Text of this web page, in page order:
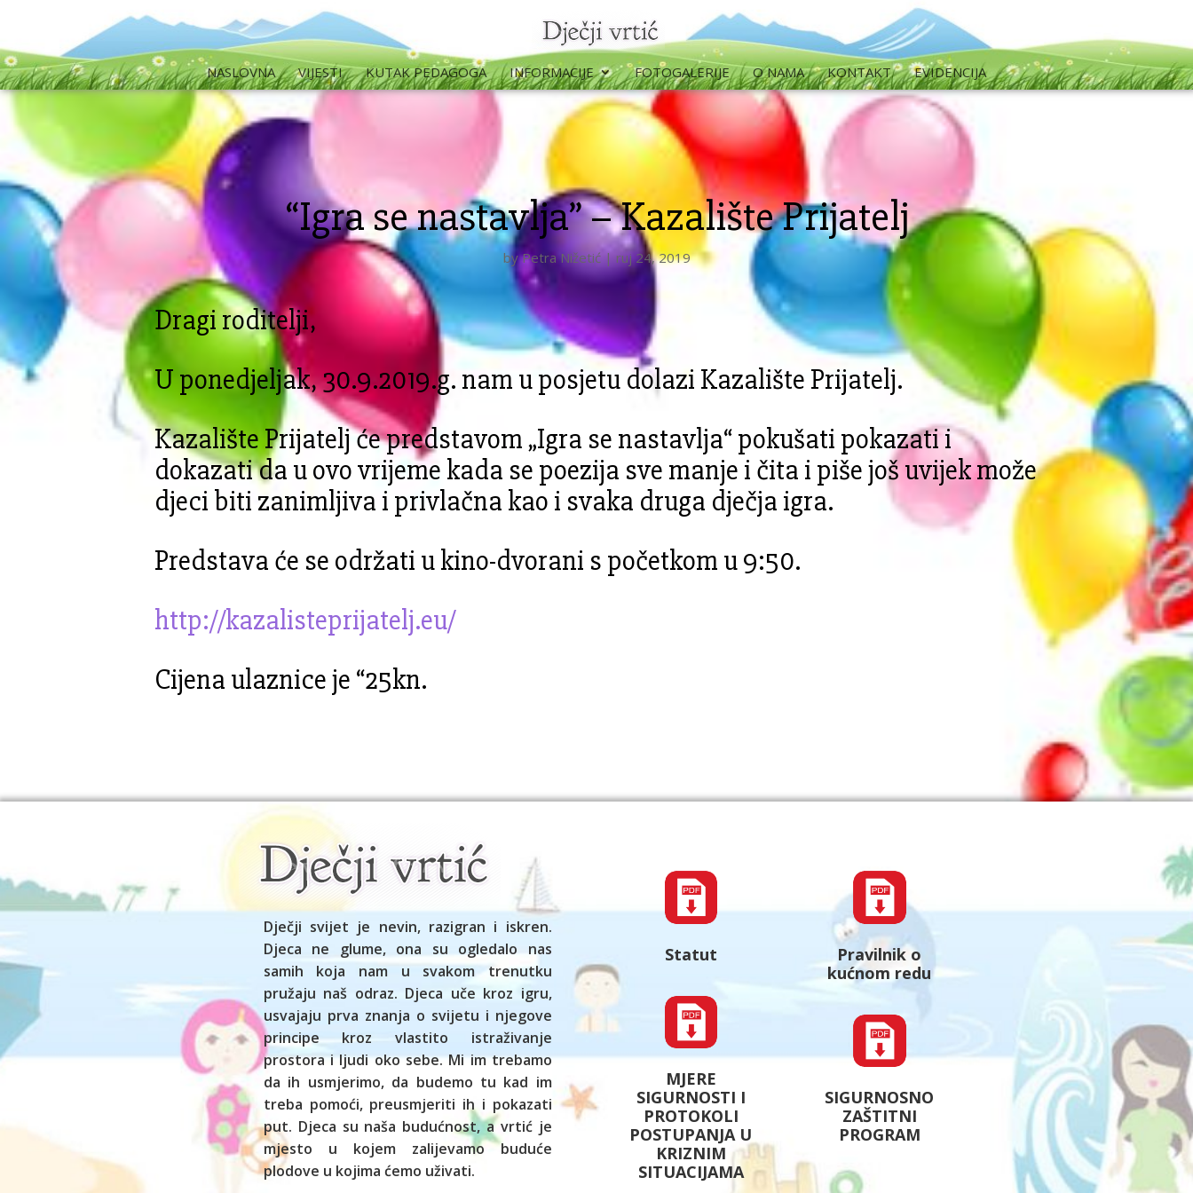
NASLOVNA VIJESTI KUTAK PEDAGOGA INFORMACIJE FOTOGALERIJE O NAMA KONTAKT EVIDENCIJA
“Igra se nastavlja” – Kazalište Prijatelj
byPetra Nižetić| ruj 24, 2019
Dragi roditelji,
U ponedjeljak, 30.9.2019.g. nam u posjetu dolazi Kazalište Prijatelj.
Kazalište Prijatelj će predstavom „Igra se nastavlja“ pokušati pokazati i
dokazati da u ovo vrijeme kada se poezija sve manje i čita i piše još uvijek može
djeci biti zanimljiva i privlačna kao i svaka druga dječja igra.
Predstava će se održati u kino-dvorani s početkom u 9:50.
http://kazalisteprijatelj.eu/
Cijena ulaznice je “25kn.
Dječji svijet je nevin, razigran i iskren.
Djeca ne glume, ona su ogledalo nas
samih koja nam u svakom trenutku
pružaju naš odraz. Djeca uče kroz igru,
usvajaju prva znanja o svijetu i njegove
principe kroz vlastito istraživanje
prostora i ljudi oko sebe. Mi im trebamo
da ih usmjerimo, da budemo tu kad im
treba pomoći, preusmjeriti ih i pokazati
put. Djeca su naša budućnost, a vrtić je
mjesto u kojem zalijevamo buduće
plodove u kojima ćemo uživati.
Statut
MJERE
SIGURNOSTI I
PROTOKOLI
POSTUPANJA U
KRIZNIM
SITUACIJAMA
Pravilnik o
kućnom redu
SIGURNOSNO
ZAŠTITNI
PROGRAM